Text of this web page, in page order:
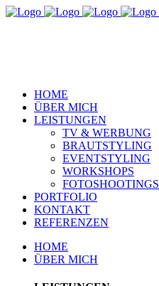
HOME
ÜBER MICH
LEISTUNGEN
TV & WERBUNG
BRAUTSTYLING
EVENTSTYLING
WORKSHOPS
FOTOSHOOTINGS
PORTFOLIO
KONTAKT
REFERENZEN
HOME
ÜBER MICH